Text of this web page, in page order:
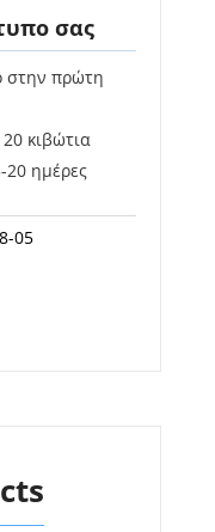
σας
στην πρώτη
κιβώτια
20 ημέρες
05